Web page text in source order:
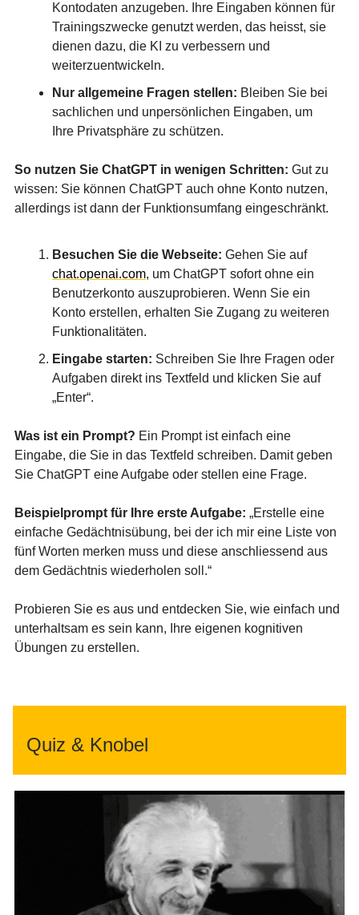
Kontodaten anzugeben. Ihre Eingaben können für
Trainingszwecke genutzt werden, das heisst, sie
dienen dazu, die KI zu verbessern und
weiterzuentwickeln.
Nur allgemeine Fragen stellen: Bleiben Sie bei
sachlichen und unpersönlichen Eingaben, um
Ihre Privatsphäre zu schützen.
So nutzen Sie ChatGPT in wenigen Schritten: Gut zu
wissen: Sie können ChatGPT auch ohne Konto nutzen,
allerdings ist dann der Funktionsumfang eingeschränkt.
Besuchen Sie die Webseite: Gehen Sie auf
chat.openai.com, um ChatGPT sofort ohne ein
Benutzerkonto auszuprobieren. Wenn Sie ein
Konto erstellen, erhalten Sie Zugang zu weiteren
Funktionalitäten.
Eingabe starten: Schreiben Sie Ihre Fragen oder
Aufgaben direkt ins Textfeld und klicken Sie auf
„Enter“.
Was ist ein Prompt? Ein Prompt ist einfach eine
Eingabe, die Sie in das Textfeld schreiben. Damit geben
Sie ChatGPT eine Aufgabe oder stellen eine Frage.
Beispielprompt für Ihre erste Aufgabe: „Erstelle eine
einfache Gedächtnisübung, bei der ich mir eine Liste von
fünf Worten merken muss und diese anschliessend aus
dem Gedächtnis wiederholen soll.“
Probieren Sie es aus und entdecken Sie, wie einfach und
unterhaltsam es sein kann, Ihre eigenen kognitiven
Übungen zu erstellen.
Quiz & Knobel